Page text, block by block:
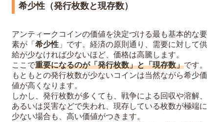
希少性（発行枚数と現存数）
アンティークコインの価値を決定づける最も基本的な要
素が「 希少性 」です。経済の原則通り、需要に対して供
給が少なければ少ないほど、価格は高騰します。
ここで重要になるのが「発行枚数」と「現存数」です。
もともとの発行枚数が少ないコインは当然ながら希少価
値が高くなります。
しかし、発行枚数が多くても、戦争による回収や溶解、
あるいは災害などで失われ、現存している枚数が極端に
少ない場合も、高い価値がつきます。